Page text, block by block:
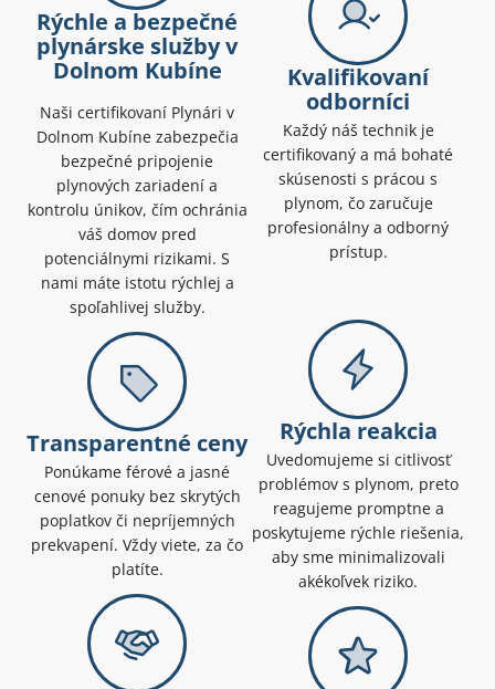
Rýchle a bezpečné
plynárske služby v
Dolnom Kubíne
Naši certifikovaní Plynári v
Dolnom Kubíne zabezpečia
bezpečné pripojenie
plynových zariadení a
kontrolu únikov, čím ochránia
váš domov pred
potenciálnymi rizikami. S
nami máte istotu rýchlej a
spoľahlivej služby.
Kvalifikovaní
odborníci
Každý náš technik je
certifikovaný a má bohaté
skúsenosti s prácou s
plynom, čo zaručuje
profesionálny a odborný
prístup.
Transparentné ceny
Ponúkame férové a jasné
cenové ponuky bez skrytých
poplatkov či nepríjemných
prekvapení. Vždy viete, za čo
platíte.
Rýchla reakcia
Uvedomujeme si citlivosť
problémov s plynom, preto
reagujeme promptne a
poskytujeme rýchle riešenia,
aby sme minimalizovali
akékoľvek riziko.